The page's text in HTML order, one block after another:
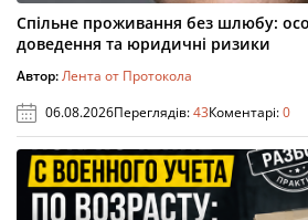
Спільне проживання без шлюбу:
доведення та юридичні ризики
Автор:Лента от Протокола
06.08.2026Переглядів:43Коментарі:0